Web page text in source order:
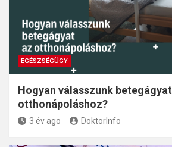
EGÉSZSÉGÜGY
Hogyan válasszunk betegágyat
otthonápoláshoz?
3 év ago DoktorInfo